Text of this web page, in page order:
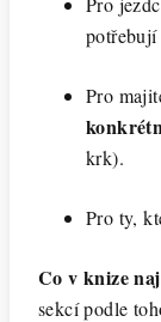
Pro
krk).
Pro ty,
Co v knize
sekcí podle